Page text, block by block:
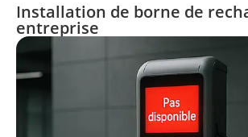
Installation de borne de
entreprise